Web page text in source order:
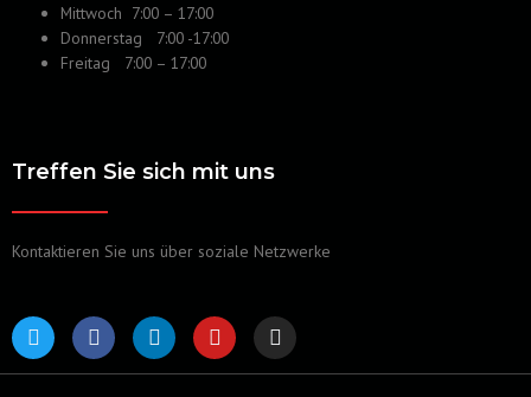
Mittwoch 7:00 – 17:00
Donnerstag 7:00 -17:00
Freitag 7:00 – 17:00
Treffen Sie sich mit uns
Kontaktieren Sie uns über soziale Netzwerke
T
w
i
F
a
c
L
i
n
Y
o
u
I
n
s